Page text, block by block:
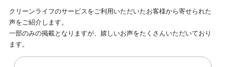
クリーンライフのサービスをご利用いただいたお客様から寄せられた
声をご紹介します。
一部のみの掲載となりますが、嬉しいお声をたくさんいただいており
ます。